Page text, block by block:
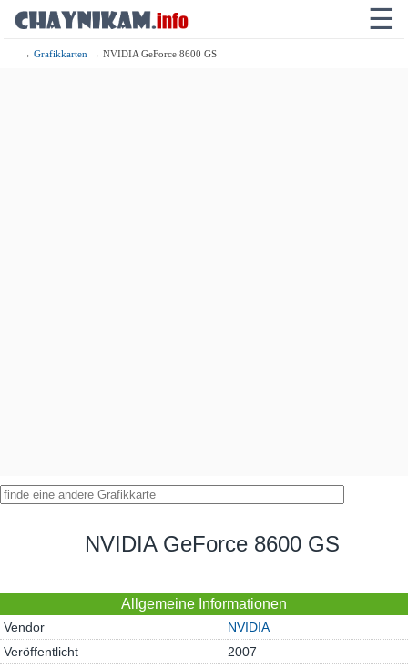
☰
→Grafikkarten → NVIDIA GeForce 8600 GS
NVIDIA GeForce 8600 GS
Allgemeine Informationen
Vendor
NVIDIA
Veröffentlicht
2007